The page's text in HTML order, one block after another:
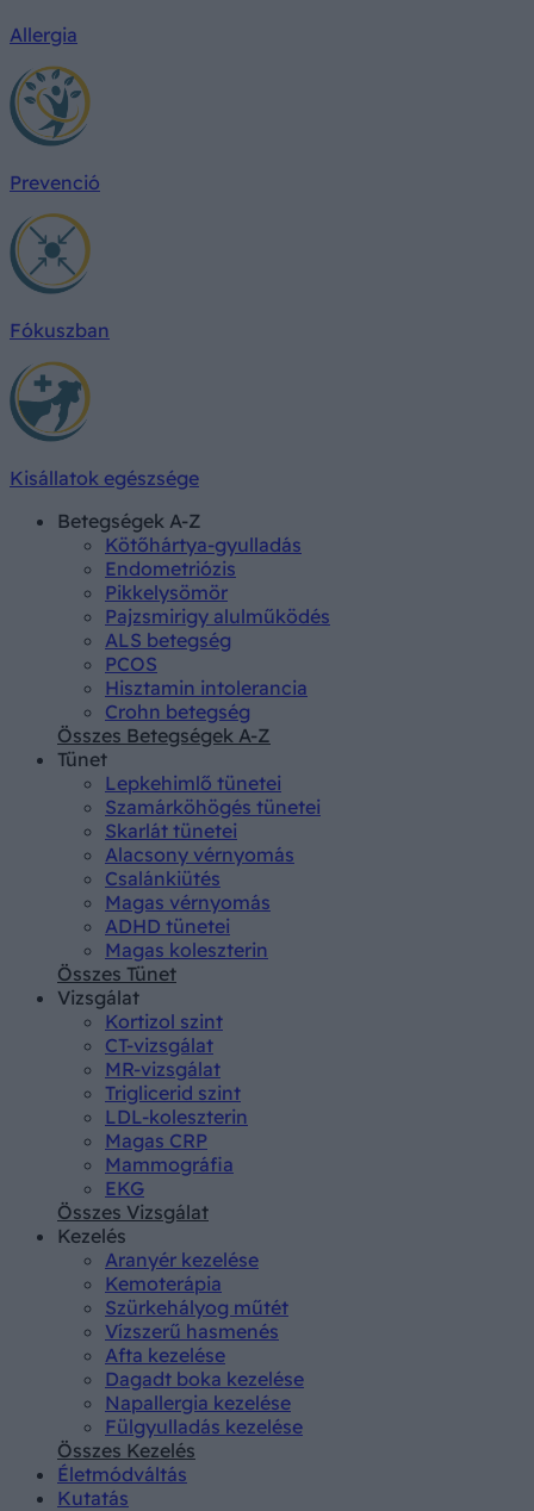
Allergia
Prevenció
Fókuszban
Kisállatok egészsége
Betegségek A-Z
Kötőhártya-gyulladás
Endometriózis
Pikkelysömör
Pajzsmirigy alulműködés
ALS betegség
PCOS
Hisztamin intolerancia
Crohn betegség
Összes Betegségek A-Z
Tünet
Lepkehimlő tünetei
Szamárköhögés tünetei
Skarlát tünetei
Alacsony vérnyomás
Csalánkiütés
Magas vérnyomás
ADHD tünetei
Magas koleszterin
Összes Tünet
Vizsgálat
Kortizol szint
CT-vizsgálat
MR-vizsgálat
Triglicerid szint
LDL-koleszterin
Magas CRP
Mammográfia
EKG
Összes Vizsgálat
Kezelés
Aranyér kezelése
Kemoterápia
Szürkehályog műtét
Vízszerű hasmenés
Afta kezelése
Dagadt boka kezelése
Napallergia kezelése
Fülgyulladás kezelése
Összes Kezelés
Életmódváltás
Kutatás